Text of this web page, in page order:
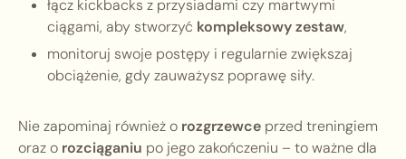
łącz kickbacks z przysiadami czy martwymi
ciągami, aby stworzyć kompleksowy zestaw,
monitoruj swoje postępy i regularnie zwiększaj
obciążenie, gdy zauważysz poprawę siły.
Nie zapominaj również o rozgrzewce przed treningiem
oraz o rozciąganiu po jego zakończeniu – to ważne dla